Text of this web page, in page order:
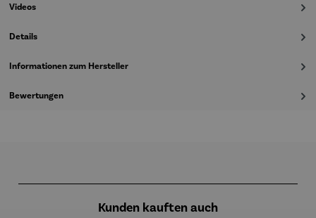
Videos
Details
Informationen zum Hersteller
Bewertungen
Kunden kauften auch